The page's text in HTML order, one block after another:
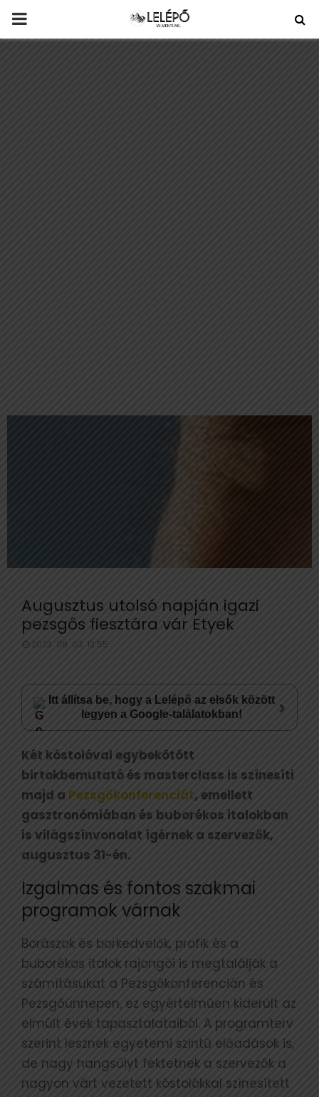
PRIMARY
Augusztus utolsó napján igazi
pezsgős fiesztára vár Etyek
2023. 08. 03. 13:55
Itt állítsa be, hogy a Lelépő az elsők között
legyen a Google-találatokban!
›
Két kóstolóval egybekötött
birtokbemutató és masterclass is színesíti
majd a Pezsgőkonferenciát, emellett
gasztronómiában és buborékos italokban
is világszínvonalat ígérnek a szervezők,
augusztus 31-én.
Izgalmas és fontos szakmai
programok várnak
Borászok és borkedvelők, profik és a
buborékos italok rajongói is megtalálják a
számításukat a Pezsgőkonferencián és
Pezsgőünnepen, ez egyértelműen kiderült az
elmúlt évek tapasztalataiból. A programterv
szerint lesznek egyetemi szintű előadások is,
de nagy hangsúlyt fektetnek a szervezők a
nagyon várt vezetett kóstolókkal színesített